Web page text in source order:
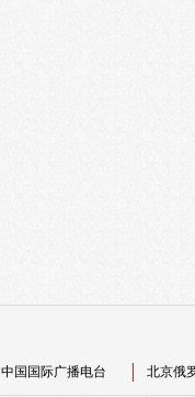
中国国际广播电台 北京俄